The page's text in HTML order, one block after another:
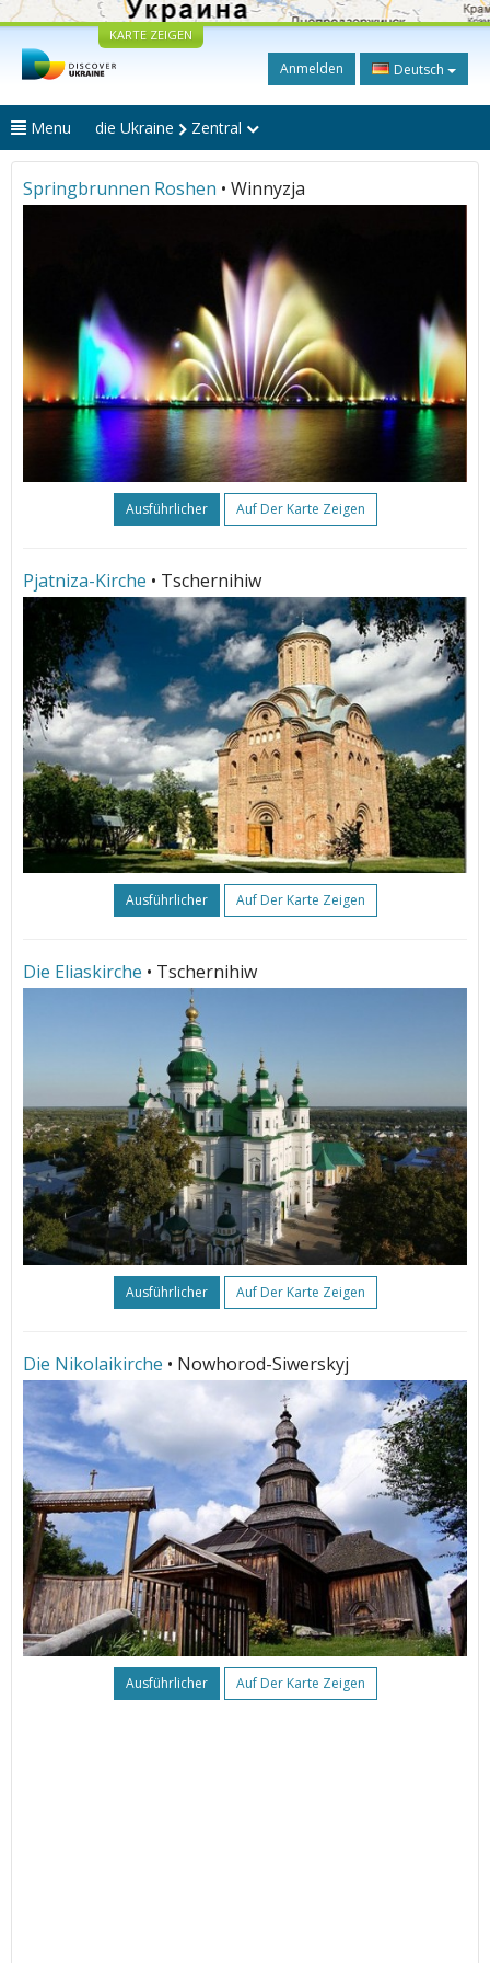
KARTE ZEIGEN
Anmelden Deutsch
Menu die Ukraine Zentral
Springbrunnen Roshen • Winnyzja
Ausführlicher Auf Der Karte Zeigen
Pjatniza-Kirche • Tschernihiw
Ausführlicher Auf Der Karte Zeigen
Die Eliaskirche • Tschernihiw
Ausführlicher Auf Der Karte Zeigen
Die Nikolaikirche • Nowhorod-Siwerskyj
Ausführlicher Auf Der Karte Zeigen